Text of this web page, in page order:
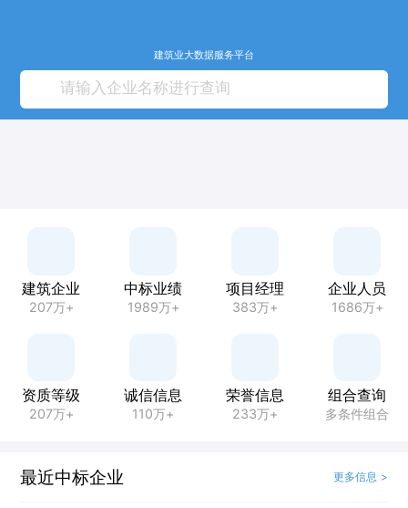
建筑业大数据服务平台
建筑企业
207万+
中标业绩
1989万+
项目经理
383万+
企业人员
1686万+
资质等级
207万+
诚信信息
110万+
荣誉信息
233万+
组合查询
多条件组合
最近中标企业 更多信息 >